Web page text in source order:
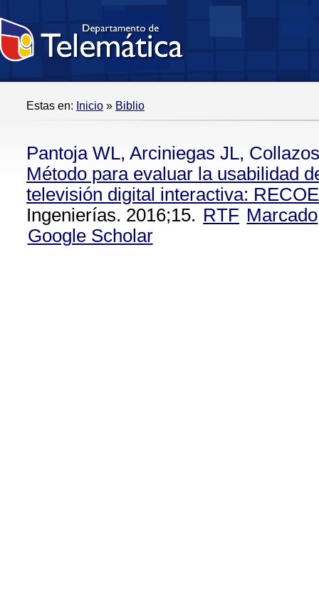
Estas en: Inicio » Biblio
Pantoja WL, Arciniegas JL,
Método para evaluar la usabilidad
televisión digital interactiva:
Ingenierías. 2016;15. RTF Marcado
Google Scholar